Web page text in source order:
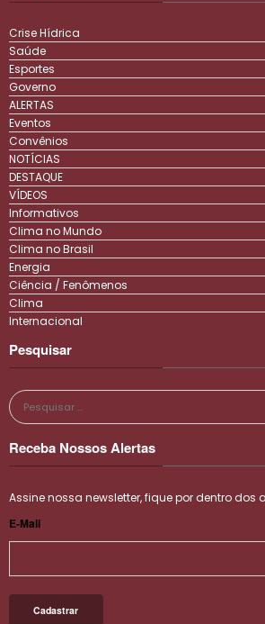
Crise Hídrica
Saúde
Esportes
Governo
ALERTAS
Eventos
Convênios
NOTÍCIAS
DESTAQUE
VÍDEOS
Informativos
Clima no Mundo
Clima no Brasil
Energia
Ciência / Fenômenos
Clima
Internacional
Pesquisar
Receba Nossos Alertas
Assine nossa newsletter, fique por dentro dos
E-Mail